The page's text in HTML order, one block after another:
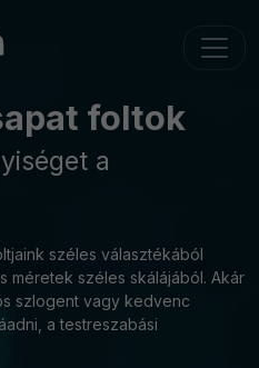
foltok
a
széles választékából
méretek széles skálájából. Akár
szlogent vagy kedvenc
a testreszabási